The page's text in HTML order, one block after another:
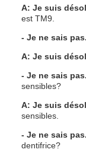
A: Je suis
est TM9.
- Je ne sais pas.
A: Je suis
- Je ne sais pas.
sensibles?
A: Je suis
sensibles.
- Je ne sais pas.
dentifrice?